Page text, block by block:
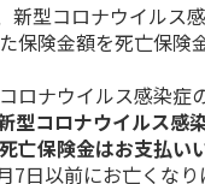
新型コロナウイルス
保険金額を死亡保
ロナウイルス感染症
型コロナウイルス
亡保険金はお支払い
7日以前にお亡くな